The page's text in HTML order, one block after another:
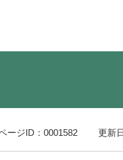
ージID：0001582 更新